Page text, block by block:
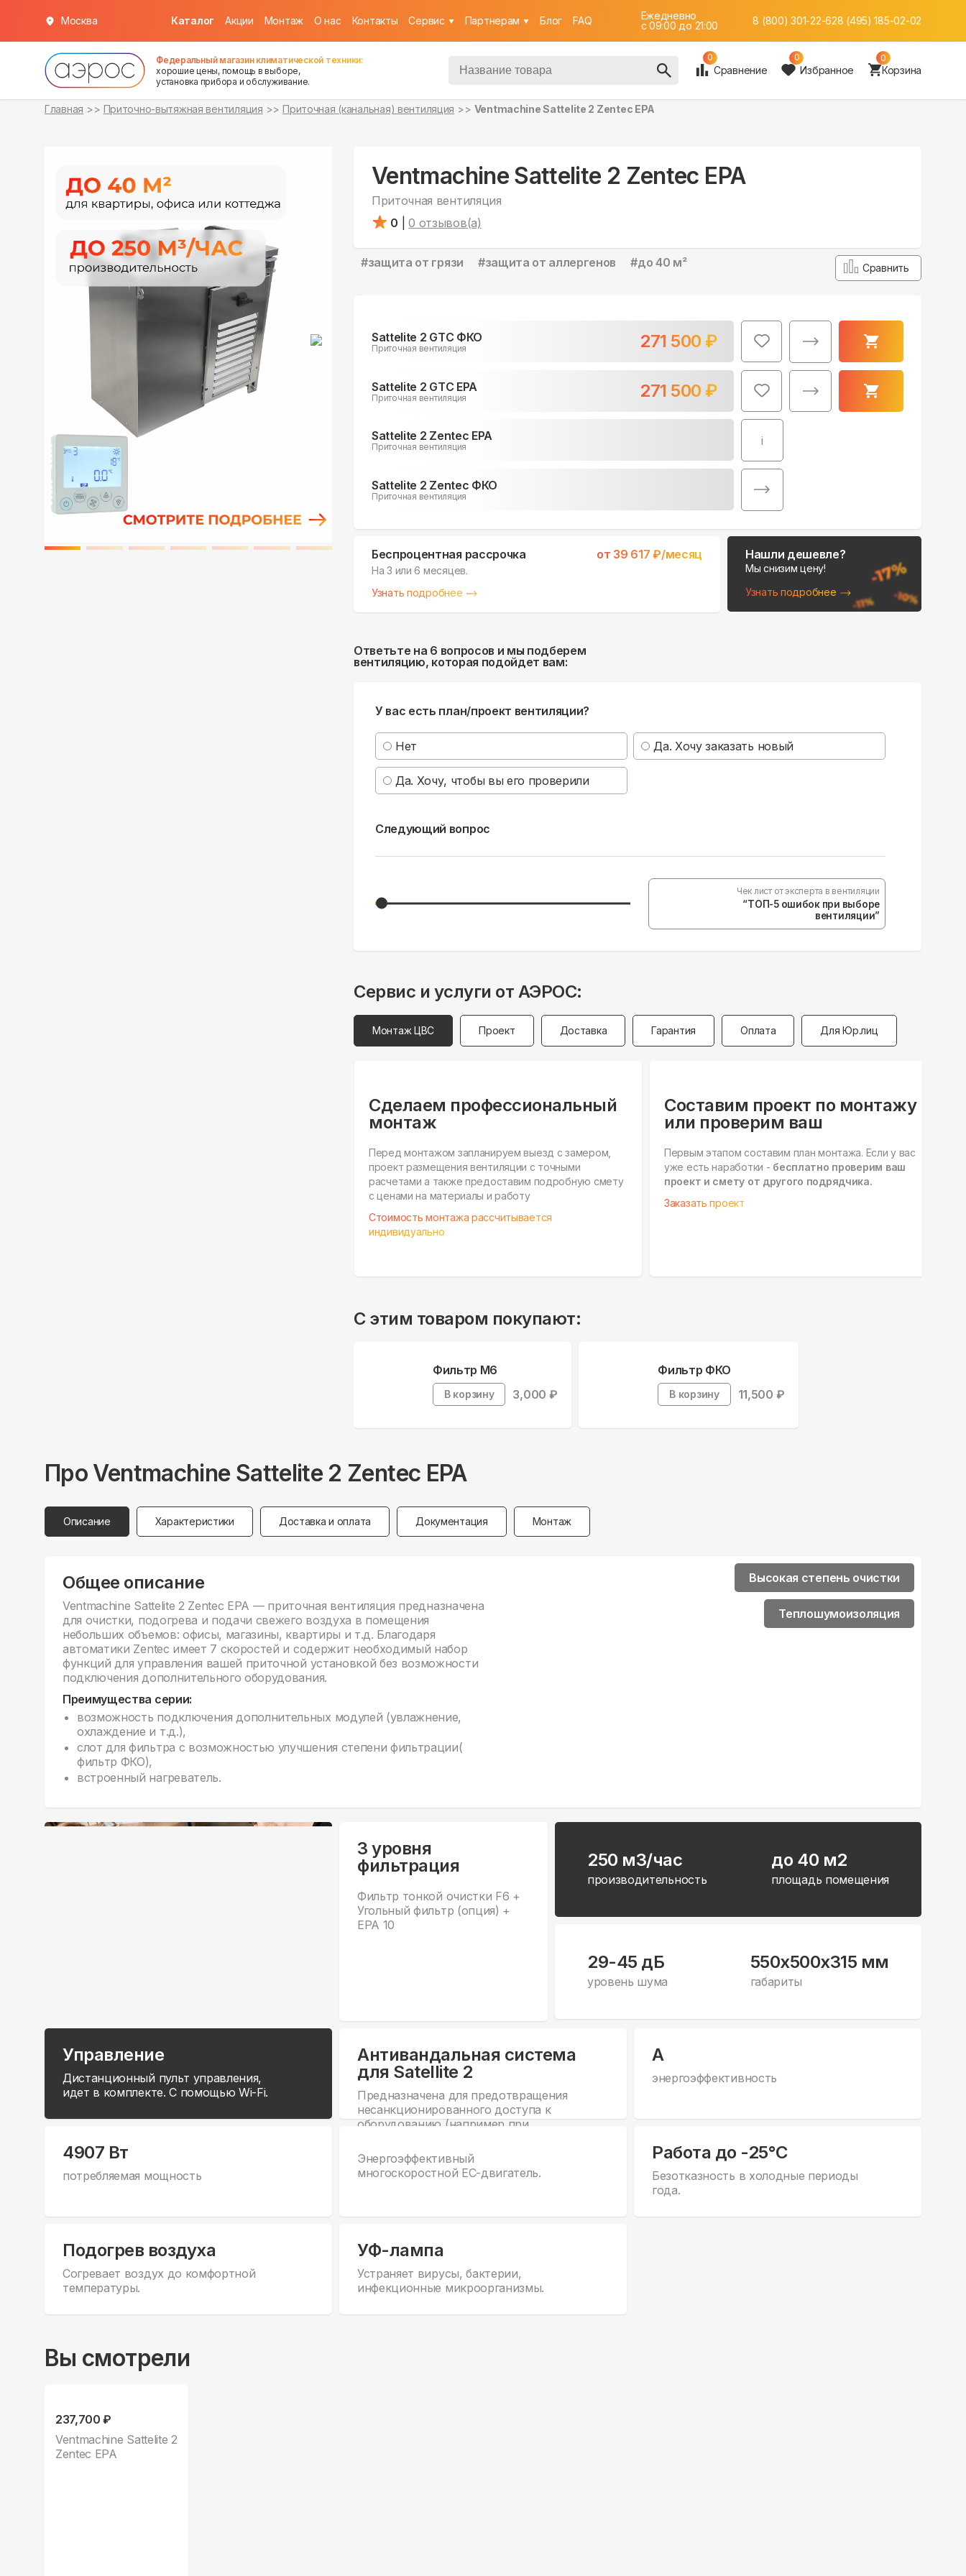
Москва Каталог Акции Монтаж О нас Контакты Cервис Партнерам Блог FAQ
Ежедневно
c 09:00 до 21:00
8 (800) 301-22-628 (495) 185-02-02
Федеральный магазин климатической техники:
хорошие цены, помощь в выборе,
установка прибора и обслуживание.
0
Сравнение
0
Избранное
0
Корзина
Главная Приточно-вытяжная вентиляция Приточная (канальная) вентиляция Ventmachine Sattelite 2 Zentec EPA
место для монтажа:
Ventmachine Sattelite 2 Zentec EPA
Приточная вентиляция
0
0 отзывов(а)
#защита от грязи #защита от аллергенов #до 40 м² Сравнить
Sattelite 2 GTC ФКО
Приточная вентиляция 271 500 ₽
в наличии
Sattelite 2 GTC EPA
Приточная вентиляция 271 500 ₽
в наличии
Sattelite 2 Zentec EPA
Приточная вентиляция i
в наличии
Sattelite 2 Zentec ФКО
Приточная вентиляция
в наличии
Беспроцентная рассрочка от 39 617 ₽/месяц
На 3 или 6 месяцев.
Узнать подробнее
Нашли дешевле?
Мы снизим цену!
Узнать подробнее
Ответьте на 6 вопросов и мы подберем
вентиляцию, которая подойдет вам:
У вас есть план/проект вентиляции?
Нет Да. Хочу заказать новый
Да. Хочу, чтобы вы его проверили
Следующий вопрос
Чек лист от эксперта в вентиляции
“ТОП-5 ошибок при выборе
вентиляции”
Сервис и услуги от АЭРОС:
Монтаж ЦВС Проект Доставка Гарантия Оплата Для Юр.лиц
Сделаем профессиональный
монтаж
Перед монтажом запланируем выезд с замером,
проект размещения вентиляции с точными
расчетами а также предоставим подробную смету
с ценами на материалы и работу
Стоимость монтажа рассчитывается
индивидуально
Составим проект по монтажу
или проверим ваш
Первым этапом составим план монтажа. Если у вас
уже есть наработки - бесплатно проверим ваш
проект и смету от другого подрядчика.
Заказать проект
С этим товаром покупают:
Фильтр M6
В корзину 3,000 ₽
Фильтр ФКО
В корзину 11,500 ₽
Про Ventmachine Sattelite 2 Zentec EPA
Описание Характеристики Доставка и оплата Документация Монтаж
Общее описание
Ventmachine Sattelite 2 Zentec EPA — приточная вентиляция предназначена
для очистки, подогрева и подачи свежего воздуха в помещения
небольших объемов: офисы, магазины, квартиры и т.д. Благодаря
автоматики Zentec имеет 7 скоростей и содержит необходимый набор
функций для управления вашей приточной установкой без возможности
подключения дополнительного оборудования.
Преимущества серии:
возможность подключения дополнительных модулей (увлажнение,
охлаждение и т.д.),
слот для фильтра с возможностью улучшения степени фильтрации(
фильтр ФКО),
встроенный нагреватель.
Высокая степень очистки
Теплошумоизоляция
3 уровня
фильтрация
Фильтр тонкой очистки F6 +
Угольный фильтр (опция) +
EPA 10
250 м3/час
производительность
до 40 м2
площадь помещения
29-45 дБ
уровень шума
550x500x315 мм
габариты
Управление
Дистанционный пульт управления,
идет в комплекте. С помощью Wi-Fi.
Антивандальная система
для Satellite 2
Предназначена для предотвращения
несанкционированного доступа к
оборудованию (например при
А
энергоэффективность
4907 Вт
потребляемая мощность
Энергоэффективный
многоскоростной EC-двигатель.
Работа до -25°С
Безотказность в холодные периоды
года.
Подогрев воздуха
Согревает воздух до комфортной
температуры.
УФ-лампа
Устраняет вирусы, бактерии,
инфекционные микроорганизмы.
Вы смотрели